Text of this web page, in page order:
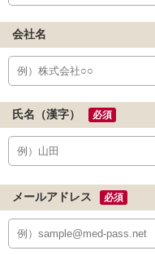
会社名
氏名（漢字） 必須
メールアドレス 必須